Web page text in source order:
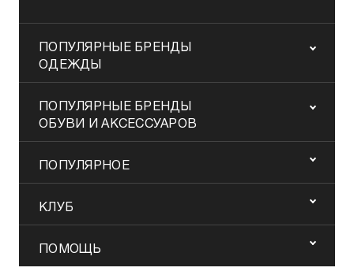
ПОПУЛЯРНЫЕ БРЕНДЫ
ОДЕЖДЫ
ПОПУЛЯРНЫЕ БРЕНДЫ
ОБУВИ И АКСЕССУАРОВ
ПОПУЛЯРНОЕ
КЛУБ
ПОМОЩЬ